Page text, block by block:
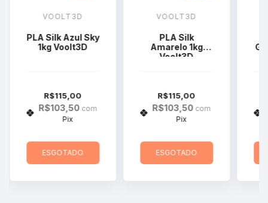
VOOLT3D
PLA Silk Azul Sky
1kg Voolt3D
R$115,00
R$103,50 com
Pix
ESGOTADO
VOOLT3D
PLA Silk
Amarelo 1kg
Voolt3D
R$115,00
R$103,50 com
Pix
ESGOTADO